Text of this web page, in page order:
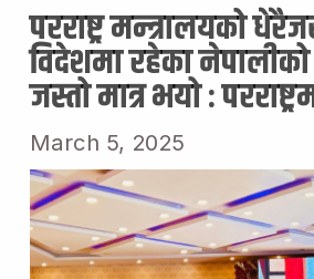
परराष्ट्र मन्त्रालयको
विदेशमा रहेका नेपालीको
जस्तो मात्र भयो :
March 5, 2025